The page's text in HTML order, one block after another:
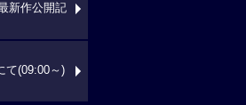
新作公開記
て(09:00～)